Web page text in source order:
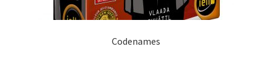
Codenames